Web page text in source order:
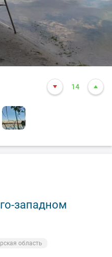
14
13
западном
область